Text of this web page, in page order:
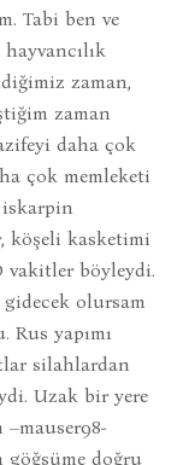
Tabi ben ve
zaman,
zaman
daha çok
çok memleketi
iskarpin
köşeli kasketimi
vakitler böyleydi.
olursam
yapımı
silahlardan
Uzak bir yere
göğsüme doğru